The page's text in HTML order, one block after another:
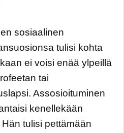
sosiaalinen
tulisi kohta
ei voisi enää ylpeillä
tai
Assosioituminen
kenellekään
tulisi pettämään